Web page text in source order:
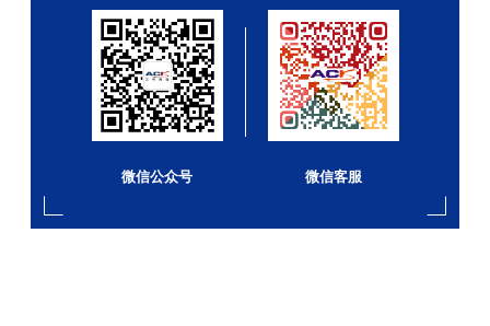
微信公众号 微信客服